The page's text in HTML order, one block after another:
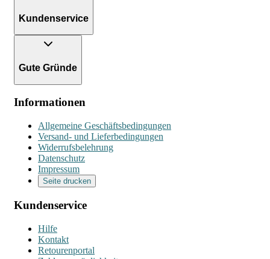
Kundenservice
Gute Gründe
Informationen
Allgemeine Geschäftsbedingungen
Versand- und Lieferbedingungen
Widerrufsbelehrung
Datenschutz
Impressum
Seite drucken
Kundenservice
Hilfe
Kontakt
Retourenportal